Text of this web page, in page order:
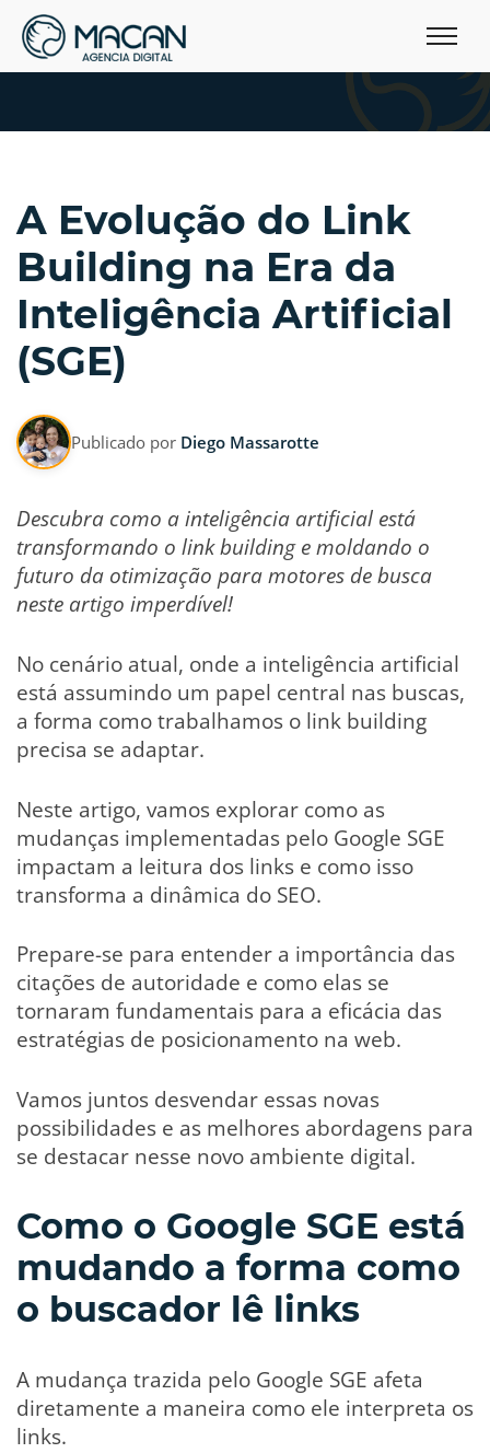
A Evolução do Link
Building na Era da
Inteligência Artificial
(SGE)
Publicado por Diego Massarotte
Descubra como a inteligência artificial está
transformando o link building e moldando o
futuro da otimização para motores de busca
neste artigo imperdível!
No cenário atual, onde a inteligência artificial
está assumindo um papel central nas buscas,
a forma como trabalhamos o link building
precisa se adaptar.
Neste artigo, vamos explorar como as
mudanças implementadas pelo Google SGE
impactam a leitura dos links e como isso
transforma a dinâmica do SEO.
Prepare-se para entender a importância das
citações de autoridade e como elas se
tornaram fundamentais para a eficácia das
estratégias de posicionamento na web.
Vamos juntos desvendar essas novas
possibilidades e as melhores abordagens para
se destacar nesse novo ambiente digital.
Como o Google SGE está
mudando a forma como
o buscador lê links
A mudança trazida pelo Google SGE afeta
diretamente a maneira como ele interpreta os
links.